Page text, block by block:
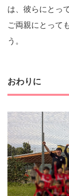
は、彼らにとっ
ご両親にとって
う。
おわりに